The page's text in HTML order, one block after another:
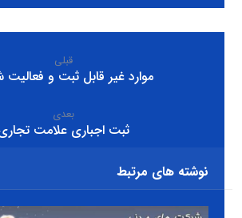
قبلی
موارد غیر قابل ثبت و
بعدی
ثبت اجباری علامت
نوشته های مرتبط